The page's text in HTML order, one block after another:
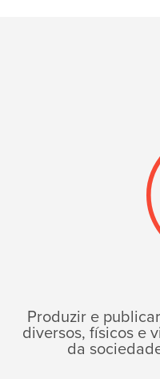
Produzir e
diversos, físicos e
da